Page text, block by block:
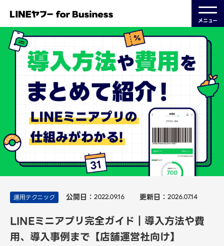
メニュー
運用テクニック 公開日： 2022.09.16 更新日： 2026.07.14
LINEミニアプリ完全ガイド｜導入方法や費
用、導入事例まで【店舗運営社向け】